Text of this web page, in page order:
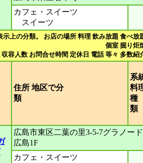
カフェ・スイーツ
スイーツ
示上の分類。 お店の場所 料理 飲み放題 食べ放
個室 掘り炬
容人数 お問合せ時間 定休日 電話 等々 多数紹
住所 地区で分
類
系
料
種
広島市東区二葉の里3-5-7グラノード
広島1F
カフェ・スイーツ